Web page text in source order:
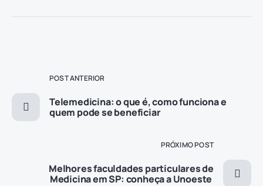
POST ANTERIOR
Telemedicina: o que é, como funciona e
quem pode se beneficiar
PRÓXIMO POST
Melhores faculdades particulares de
Medicina em SP: conheça a Unoeste